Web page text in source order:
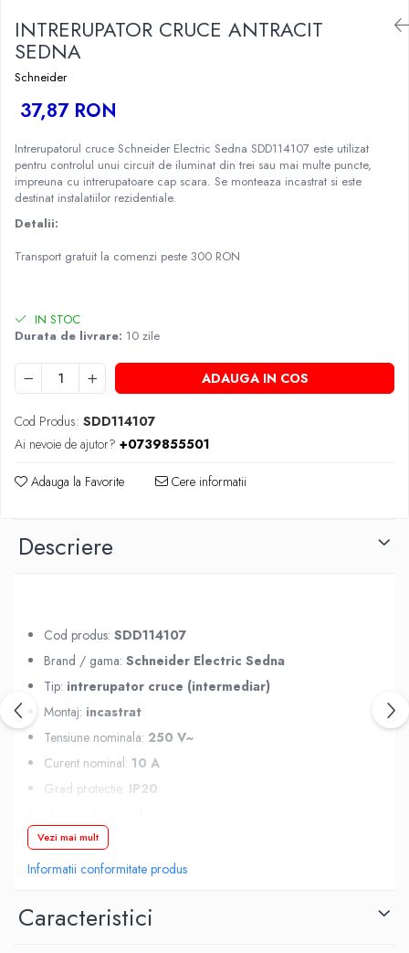
INTRERUPATOR CRUCE ANTRACIT
SEDNA
Schneider
37,87 RON
Intrerupatorul cruce Schneider Electric Sedna SDD114107 este utilizat
pentru controlul unui circuit de iluminat din trei sau mai multe puncte,
impreuna cu intrerupatoare cap scara. Se monteaza incastrat si este
destinat instalatiilor rezidentiale.
Detalii:
Transport gratuit la comenzi peste 300 RON
IN STOC
Durata de livrare: 10 zile
ADAUGA IN COS
Cod Produs: SDD114107
Ai nevoie de ajutor? +0739855501
Adauga la Favorite Cere informatii
Descriere
Cod produs: SDD114107
Brand / gama: Schneider Electric Sedna
Tip: intrerupator cruce (intermediar)
Montaj: incastrat
Tensiune nominala: 250 V~
Curent nominal: 10 A
Grad protectie: IP20
Culoare:antracit
Vezi mai mult
Informatii conformitate produs
Caracteristici